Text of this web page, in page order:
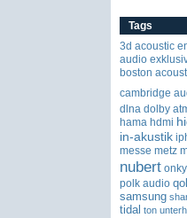
Tags
3d acoustic
audio
boston
cambridge
dlna dolby
hama hdmi
in-akustik
messe metz
nubert
polk audio
samsung
tidal ton